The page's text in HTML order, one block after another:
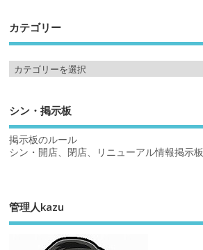
カテゴリー
シン・掲示板
掲示板のルール
シン・開店、閉店、リニューアル情報掲示板
管理人kazu